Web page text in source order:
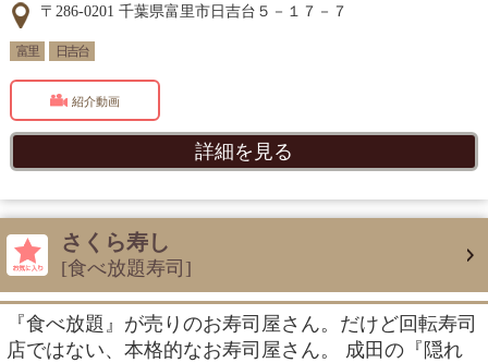
〒286-0201 千葉県富里市日吉台５－１７－７
富里 日吉台
紹介動画
詳細を見る
さくら寿し
[食べ放題寿司]
『食べ放題』が売りのお寿司屋さん。だけど回転寿司
店ではない、本格的なお寿司屋さん。 成田の『隠れ